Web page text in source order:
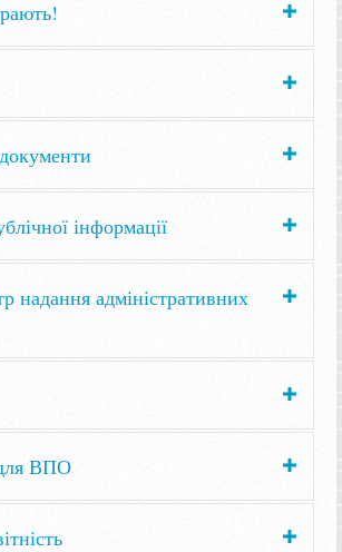
інформації
надання адміністративних
ВПО